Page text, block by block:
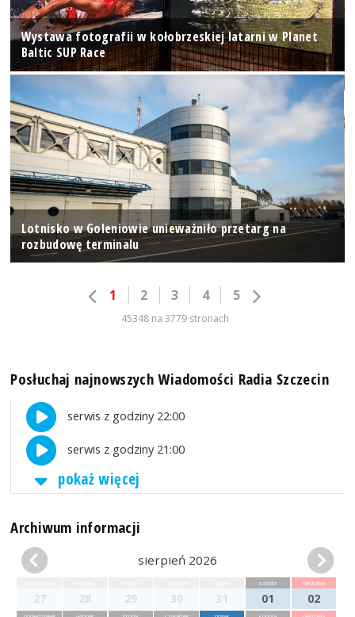
Wystawa fotografii w kołobrzeskiej latarni w Planet
Baltic SUP Race
Lotnisko w Goleniowie unieważniło przetarg na
rozbudowę terminalu
1 2 3 4 5
45348 na 3779 stronach
Posłuchaj najnowszych Wiadomości Radia Szczecin
serwis z godziny 22:00
serwis z godziny 21:00
pokaż więcej
Archiwum informacji
sierpień 2026
27 28 29 30 31
sobota
01
niedziela
02